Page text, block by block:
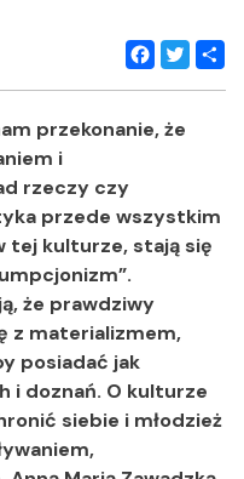
Facebook
Twitter
przekonanie, że
i
rzeczy czy
przede wszystkim
tej kulturze, stają się
że prawdziwy
z materializmem,
posiadać jak
i doznań. O kulturze
siebie i młodzież